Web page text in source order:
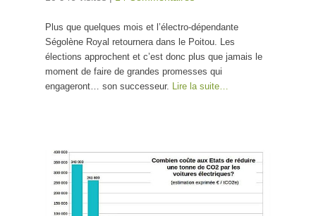
Plus que quelques mois et l’électro-dépendante
Ségolène Royal retournera dans le Poitou. Les
élections approchent et c’est donc plus que jamais le
moment de faire de grandes promesses qui
engageront… son successeur. Lire la suite…